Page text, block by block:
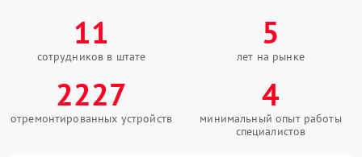
11
сотрудников в штате
5
лет на рынке
2227
отремонтированных устройств
4
минимальный опыт работы
специалистов